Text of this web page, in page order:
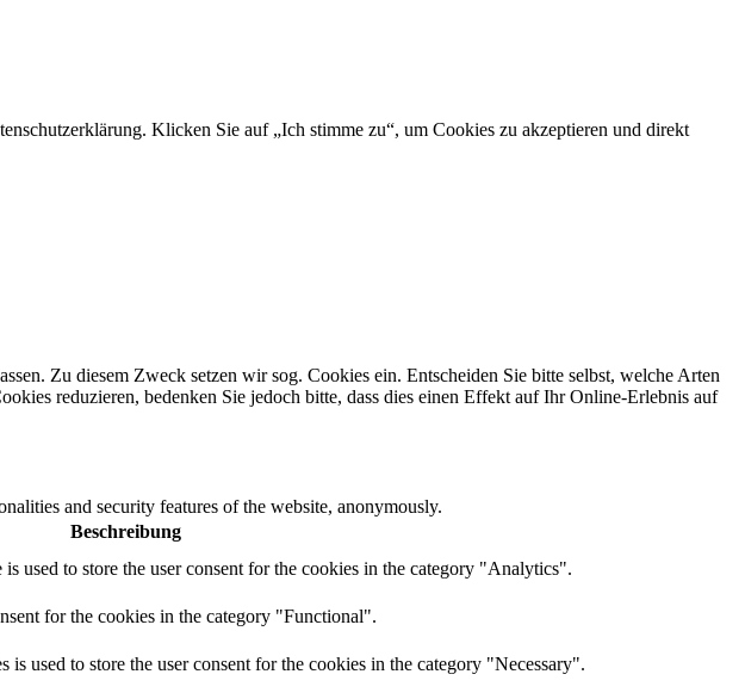
Klicken Sie auf „Ich stimme zu“, um Cookies zu akzeptieren und direkt
Zu diesem Zweck setzen wir sog. Cookies ein. Entscheiden Sie bitte selbst, welche Arten
reduzieren, bedenken Sie jedoch bitte, dass dies einen Effekt auf Ihr Online-Erlebnis auf
and security features of the website, anonymously.
Beschreibung
used to store the user consent for the cookies in the category "Analytics".
for the cookies in the category "Functional".
used to store the user consent for the cookies in the category "Necessary".